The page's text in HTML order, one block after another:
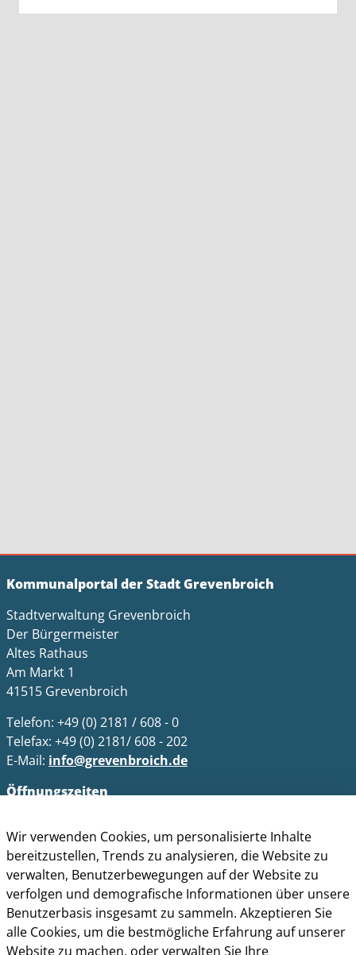
Kommunalportal der Stadt Grevenbroich
Stadtverwaltung Grevenbroich
Der Bürgermeister
Altes Rathaus
Am Markt 1
41515 Grevenbroich
Telefon: +49 (0) 2181 / 608 - 0
Telefax: +49 (0) 2181/ 608 - 202
E-Mail: info@grevenbroich.de
Öffnungszeiten
Montag - Freitag 8.00 - 12.00 Uhr
Donnerstag zusätzl. 14.00 - 17.00 Uhr
Bürgerbüro
Montag 8.00 - 16.00 Uhr
Dienstag 8.00 - 16.00 Uhr
Mittwoch 7.00 - 12.30 Uhr
Wir verwenden Cookies, um personalisierte Inhalte
bereitzustellen, Trends zu analysieren, die Website zu
verwalten, Benutzerbewegungen auf der Website zu
verfolgen und demografische Informationen über unsere
Benutzerbasis insgesamt zu sammeln. Akzeptieren Sie
alle Cookies, um die bestmögliche Erfahrung auf unserer
Website zu machen, oder verwalten Sie Ihre